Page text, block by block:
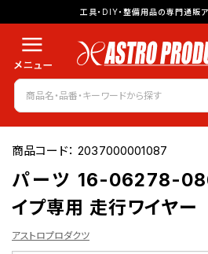
工具・DIY・整備用品の専門通販
商品コード：2037000001087
パーツ 16-06278-
イプ専用 走行ワイヤー
アストロプロダクツ